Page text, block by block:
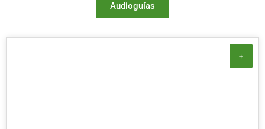
Audioguías
+